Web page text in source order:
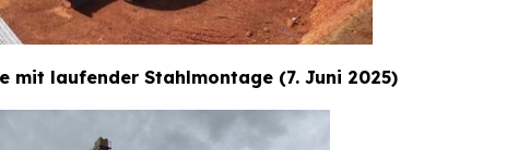
mit laufender Stahlmontage (7. Juni 2025)